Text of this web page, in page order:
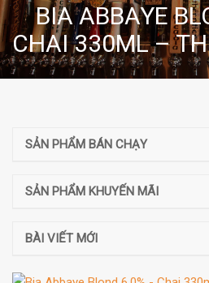
BIA ABBAYE
CHAI 330ML –
SẢN PHẨM BÁN CHẠY
SẢN PHẨM KHUYẾN MÃI
BÀI VIẾT MỚI